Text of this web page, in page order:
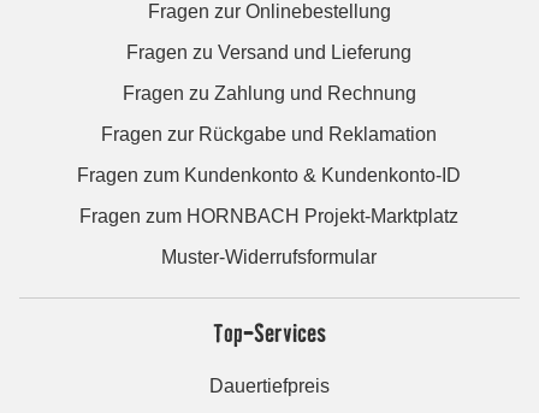
Fragen zur Onlinebestellung
Fragen zu Versand und Lieferung
Fragen zu Zahlung und Rechnung
Fragen zur Rückgabe und Reklamation
Fragen zum Kundenkonto & Kundenkonto-ID
Fragen zum HORNBACH Projekt-Marktplatz
Muster-Widerrufsformular
Top-Services
Dauertiefpreis